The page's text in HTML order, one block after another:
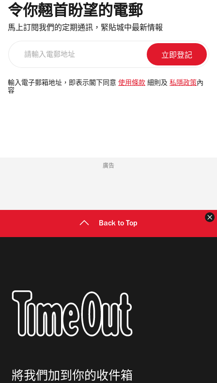
令你翹首盼望的電郵
馬上訂閱我們的定期通訊，緊貼城中最新情報
電
郵
輸入電子郵箱地址，即表示閣下同意 使用條款 細則及 私隱政策 內
容
廣告
Back to Top
將我們加到你的收件箱